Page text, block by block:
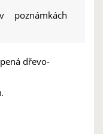
poznámkách
dřevo-